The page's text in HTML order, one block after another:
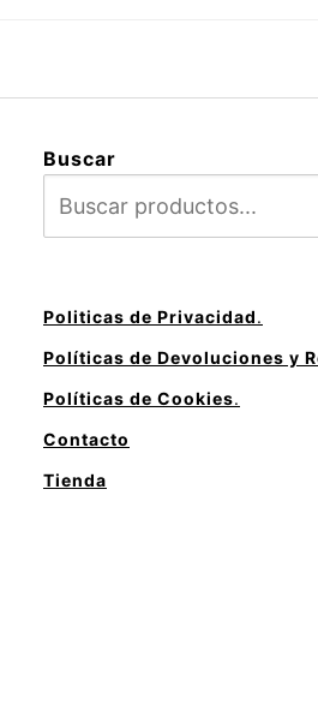
Buscar
Politicas de Privacidad.
Políticas de Devoluciones y
Políticas de Cookies.
Contacto
Tienda